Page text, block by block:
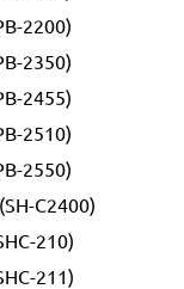
2200)
2350)
2455)
2510)
2550)
C2400)
210)
211)